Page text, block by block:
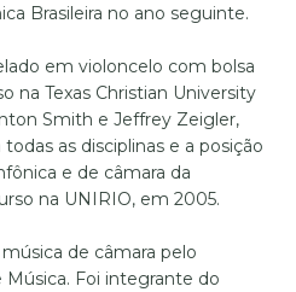
Brasileira no ano seguinte.
em violoncelo com bolsa
na Texas Christian University
Smith e Jeffrey Zeigler,
as disciplinas e a posição
e de câmara da
na UNIRIO, em 2005.
de câmara pelo
Música. Foi integrante do